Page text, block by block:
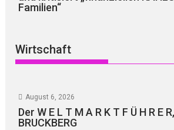
Familien“
Wirtschaft
August 6, 2026
Der W E L T M A R K T F Ü H R E
BRUCKBERG